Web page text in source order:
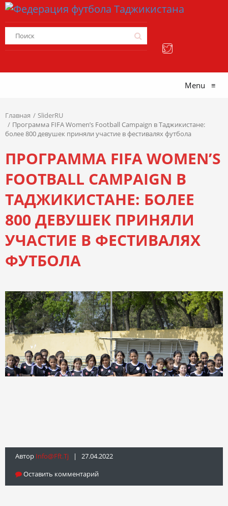
Menu ≡
Главная
SliderRU
Программа FIFA Women’s Football Campaign в Таджикистане:
более 800 девушек приняли участие в фестивалях футбола
ПРОГРАММА FIFA WOMEN’S
FOOTBALL CAMPAIGN В
ТАДЖИКИСТАНЕ: БОЛЕЕ
800 ДЕВУШЕК ПРИНЯЛИ
УЧАСТИЕ В ФЕСТИВАЛЯХ
ФУТБОЛА
Автор Info@fft.tj | 27.04.2022
Оставить комментарий